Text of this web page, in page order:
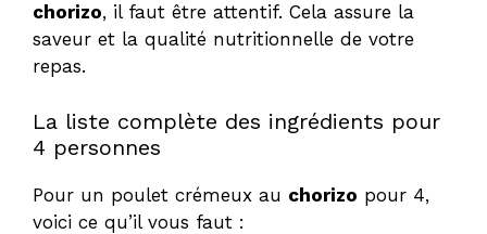
chorizo, il faut être attentif. Cela assure la
saveur et la qualité nutritionnelle de votre
repas.
La liste complète des ingrédients pour
4 personnes
Pour un poulet crémeux au chorizo pour 4,
voici ce qu’il vous faut :